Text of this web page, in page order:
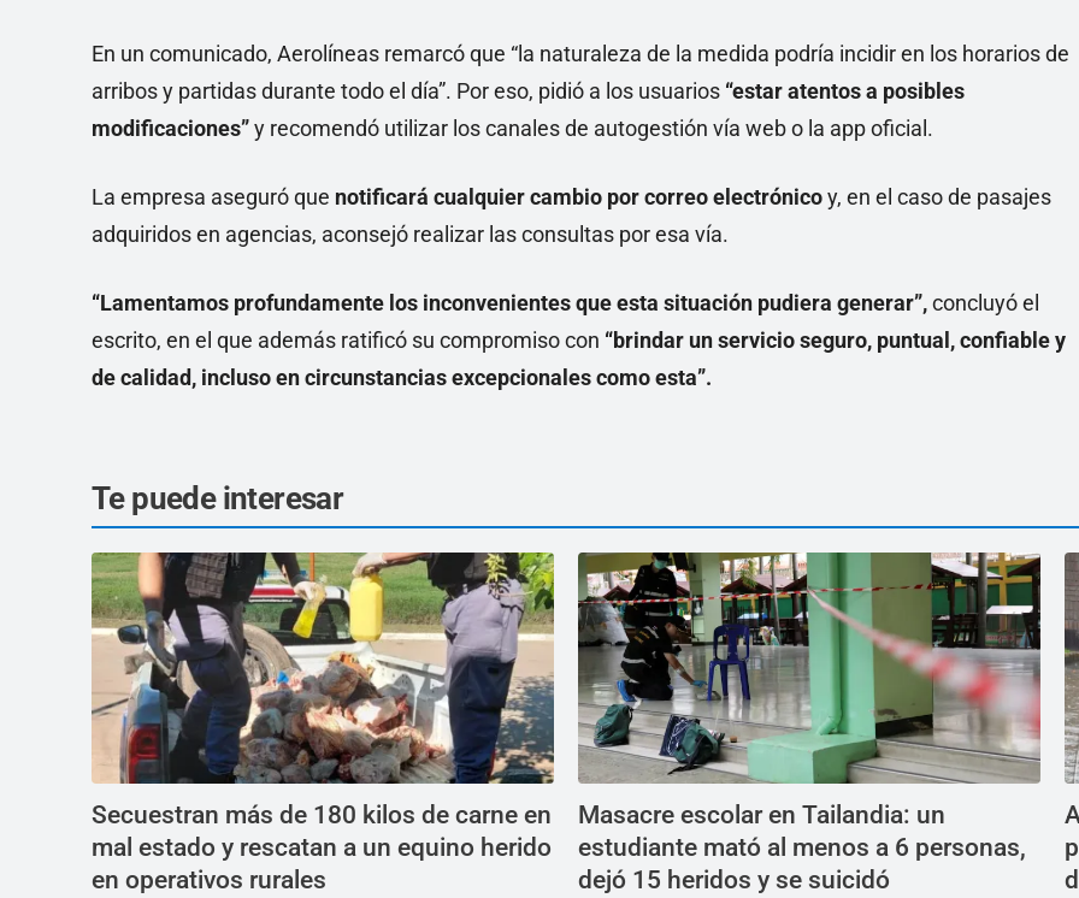
En un comunicado, Aerolíneas remarcó que “la naturaleza de la medida podría incidir en los horarios de
arribos y partidas durante todo el día”. Por eso, pidió a los usuarios “estar atentos a posibles
modificaciones”y recomendó utilizar los canales de autogestión vía web o la app oficial.
La empresa aseguró que notificará cualquier cambio por correo electrónicoy, en el caso de pasajes
adquiridos en agencias, aconsejó realizar las consultas por esa vía.
“Lamentamos profundamente los inconvenientes que esta situación pudiera generar”,concluyó el
escrito, en el que además ratificó su compromiso con “brindar un servicio seguro, puntual, confiable y
de calidad, incluso en circunstancias excepcionales como esta”.
Te puede interesar
Secuestran más de 180 kilos de carne en
mal estado y rescatan a un equino herido
en operativos rurales
Masacre escolar en Tailandia: un
estudiante mató al menos a 6 personas,
dejó 15 heridos y se suicidó